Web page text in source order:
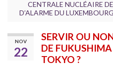
CENTRALE NUCLÉAIRE
D’ALARME DU
NOV
22
SERVIR OU
DE FUKUSHIMA
TOKYO ?